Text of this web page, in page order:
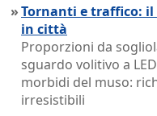
»Tornanti e traffico: il
in città
Proporzioni da
sguardo volitivo a
morbidi del muso:
irresistibili